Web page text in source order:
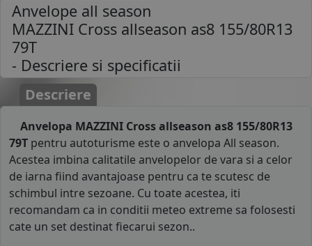
Anvelope all season
MAZZINI Cross allseason as8 155/80R13
79T
- Descriere si specificatii
Descriere
Anvelopa MAZZINI Cross allseason as8 155/80R13
79T pentru autoturisme este o anvelopa All season.
Acestea imbina calitatile anvelopelor de vara si a celor
de iarna fiind avantajoase pentru ca te scutesc de
schimbul intre sezoane. Cu toate acestea, iti
recomandam ca in conditii meteo extreme sa folosesti
cate un set destinat fiecarui sezon..